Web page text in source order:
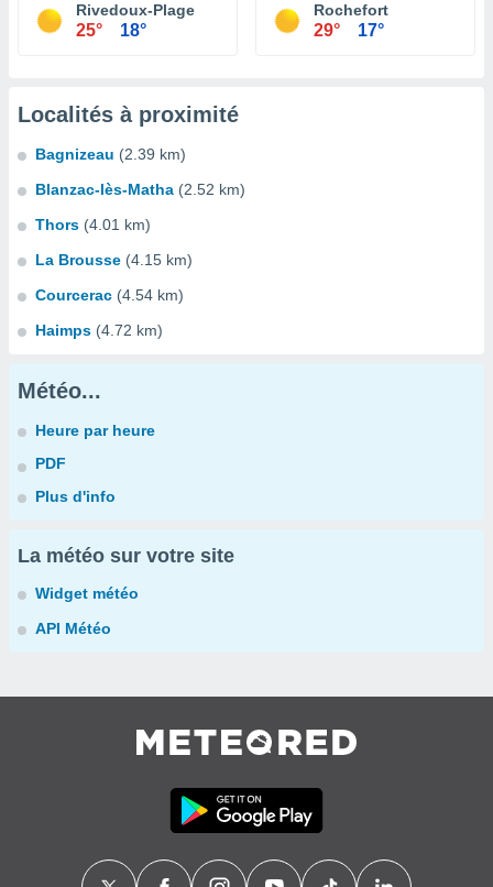
Rivedoux-Plage
25° 18°
Rochefort
29° 17°
Localités à proximité
Bagnizeau (2.39 km)
Blanzac-lès-Matha (2.52 km)
Thors (4.01 km)
La Brousse (4.15 km)
Courcerac (4.54 km)
Haimps (4.72 km)
Météo...
Heure par heure
PDF
Plus d'info
La météo sur votre site
Widget météo
API Météo